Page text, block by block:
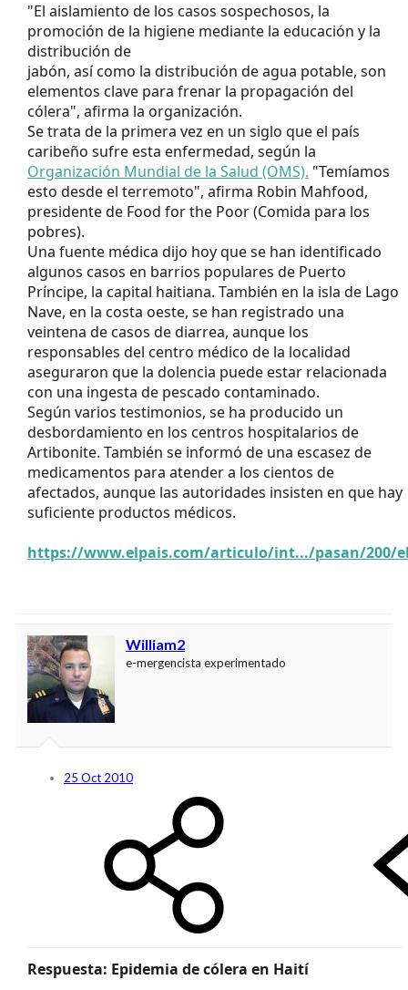
"El aislamiento de los casos sospechosos, la
promoción de la higiene mediante la educación y la
distribución de
jabón, así como la distribución de agua potable, son
elementos clave para frenar la propagación del
cólera", afirma la organización.
Se trata de la primera vez en un siglo que el país
caribeño sufre esta enfermedad, según la
Organización Mundial de la Salud (OMS). "Temíamos
esto desde el terremoto", afirma Robin Mahfood,
presidente de Food for the Poor (Comida para los
pobres).
Una fuente médica dijo hoy que se han identificado
algunos casos en barrios populares de Puerto
Príncipe, la capital haitiana. También en la isla de Lago
Nave, en la costa oeste, se han registrado una
veintena de casos de diarrea, aunque los
responsables del centro médico de la localidad
aseguraron que la dolencia puede estar relacionada
con una ingesta de pescado contaminado.
Según varios testimonios, se ha producido un
desbordamiento en los centros hospitalarios de
Artibonite. También se informó de una escasez de
medicamentos para atender a los cientos de
afectados, aunque las autoridades insisten en que hay
suficiente productos médicos.
https://www.elpais.com/articulo/int.../pasan/200/
William2
e-mergencista experimentado
25 Oct 2010
Respuesta: Epidemia de cólera en Haití